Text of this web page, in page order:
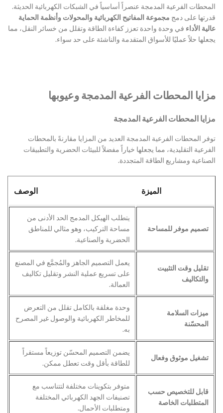
المحطات الفرعية المدمجة عنصراً أساسياً في الشبكات الكهربائية الحديثة.
قدرتها على دمج مجموعة المفاتيح الكهربائية والمحولات وأنظمة الحماية
عالية الأداء في وحدة واحدة تعزز كفاءة الطاقة وتقلل من خسائر النقل، مما
يجعلها حلاً عمليًا للأسواق المتقدمة والناشئة على حد سواء.
مزايا المحطات الفرعية المدمجة وعيوبها
مزايا المحطات الفرعية المدمجة
توفر المحطات الفرعية المدمجة العديد من المزايا مقارنةً بالمحطات
الفرعية التقليدية، مما يجعلها خياراً مفضلاً للبيئات الحضرية والتطبيقات
الصناعية ومشاريع الطاقة المتجددة.
الميزة الوصف
تصميم موفر للمساحة
يتطلب الهيكل المدمج الحد الأدنى من
مساحة التركيب، وهو مثالي للمناطق
الحضرية والصناعية.
تقليل وقت التثبيت
والتكاليف
يعمل التصميم الجاهز والمُجمَّع في المصنع
على تسريع عملية النشر وتقليل تكاليف
العمالة.
ميزات السلامة
المحسّنة
وحدة مغلقة بالكامل تقلل من التعرض
للمخاطر الكهربائية والوصول غير المصرح
به.
تشغيل موثوق وفعال
يضمن التصميم المحسّن توزيعاً مستقراً
للطاقة بأقل وقت تعطل ممكن.
قابل للتخصيص حسب
المتطلبات الخاصة
متوفر بتكوينات مختلفة لتتناسب مع
تصنيفات الجهد الكهربائي المختلفة
ومتطلبات الأحمال.